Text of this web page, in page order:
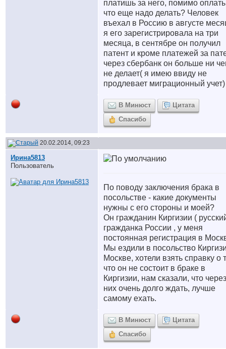
платишь за него, помимо
что еще надо делать? Человек
въехал в Россию в августе
я его зарегистрировала на три
месяца, в сентябре он получил
патент и кроме платежей за
через сбербанк он больше ни
не делает( я имею ввиду не
продлевает миграционный учет)
В Минюст
Цитата
Спасибо
20.02.2014, 09:23
Ирина5813
Пользователь
По поводу заключения брака в
посольстве - какие документы
нужны с его стороны и моей?
Он гражданин Киргизии (
гражданка России , у меня
постоянная регистрация в
Мы ездили в посольство
Москве, хотели взять справку о
что он не состоит в браке в
Киргизии, нам сказали, что через
них очень долго ждать, лучше
самому ехать.
В Минюст
Цитата
Спасибо